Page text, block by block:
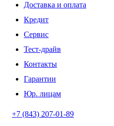
Доставка и оплата
Кредит
Сервис
Тест-драйв
Контакты
Гарантии
Юр. лицам
+7 (843) 207-01-89